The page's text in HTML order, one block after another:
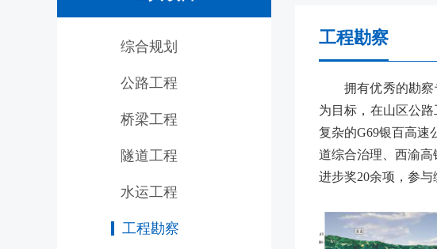
综合规划
公路工程
桥梁工程
隧道工程
水运工程
工程勘察
工程勘察
拥有优秀的勘
为目标，在山区公
复杂的G69银百高速
道综合治理、西渝
进步奖20余项，参与